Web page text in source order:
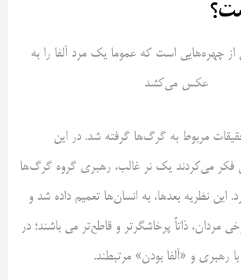
چهره‌هایی است که عموما یک مرد آلفا را به
عکس می‌کشد
مربوط به گرگ‌ها گرفته شد. در این
فکر می‌کردند یک نر غالب، رهبری گروه گرگ‌ها
این نظریه بعدها، به انسان‌ها تعمیم داده شد و
مردان، ذاتاً پرخاشگرتر و قاطع‌تر می باشند؛ در
رهبری و «آلفا بودن» مرتبطند.